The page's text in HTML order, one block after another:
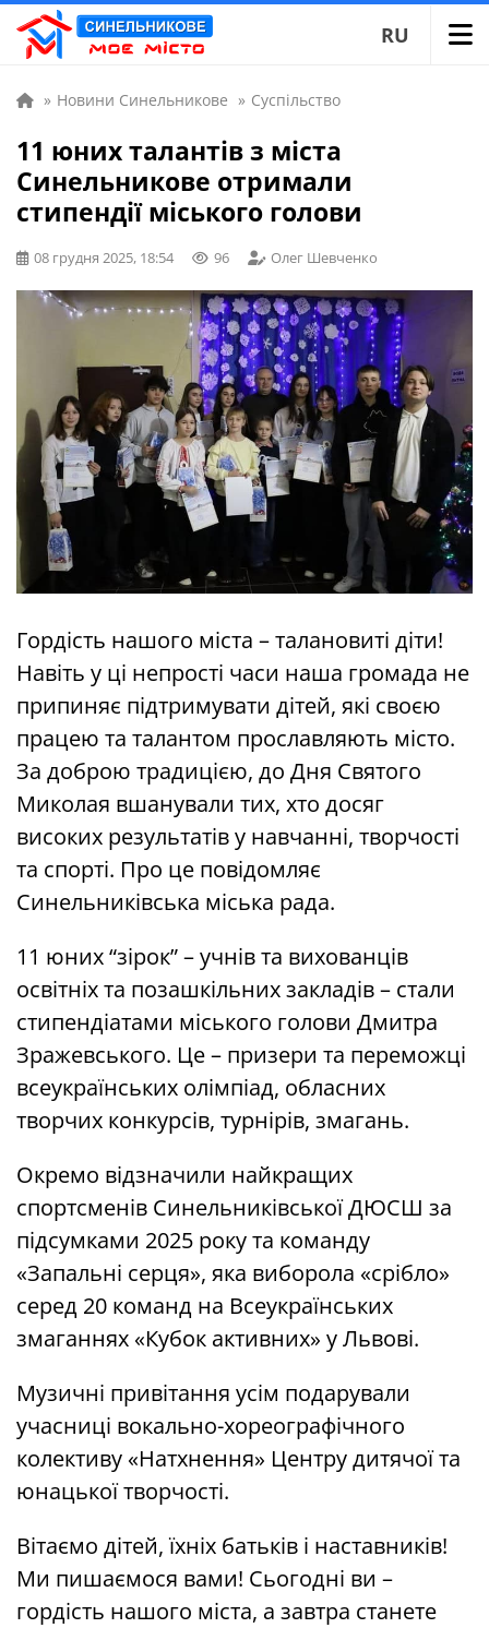
RU
» Новини Синельникове » Суспільство
11 юних талантів з міста
Синельникове отримали
стипендії міського голови
08 грудня 2025, 18:54 96 Олег Шевченко
Гордість нашого міста – талановиті діти!
Навіть у ці непрості часи наша громада не
припиняє підтримувати дітей, які своєю
працею та талантом прославляють місто.
За доброю традицією, до Дня Святого
Миколая вшанували тих, хто досяг
високих результатів у навчанні, творчості
та спорті. Про це повідомляє
Синельниківська міська рада.
11 юних “зірок” – учнів та вихованців
освітніх та позашкільних закладів – стали
стипендіатами міського голови Дмитра
Зражевського. Це – призери та переможці
всеукраїнських олімпіад, обласних
творчих конкурсів, турнірів, змагань.
Окремо відзначили найкращих
спортсменів Синельниківської ДЮСШ за
підсумками 2025 року та команду
«Запальні серця», яка виборола «срібло»
серед 20 команд на Всеукраїнських
змаганнях «Кубок активних» у Львові.
Музичні привітання усім подарували
учасниці вокально-хореографічного
колективу «Натхнення» Центру дитячої та
юнацької творчості.
Вітаємо дітей, їхніх батьків і наставників!
Ми пишаємося вами! Сьогодні ви –
гордість нашого міста, а завтра станете